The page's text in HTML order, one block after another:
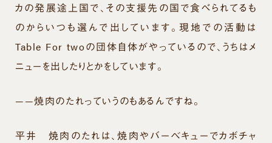
カの発展途上国で、その支援先の国で食べられてるも
のからいつも選んで出しています。現地での活動は
Table For twoの団体自体がやっているので、うちはメ
ニューを出したりとかをしています。
——焼肉のたれっていうのもあるんですね。
平井
焼肉のたれは、焼肉やバーベキューでカボチャ